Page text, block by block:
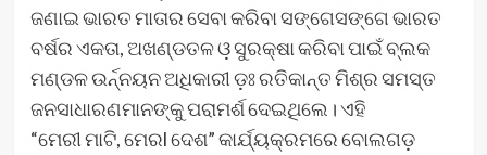
ଜଣାଇ ଭାରତ ମାତାର ସେବା କରିବା ସଙ୍ଗେସଙ୍ଗେ ଭାରତ
ବର୍ଷର ଏକତା, ଅଖଣ୍ଡତଳ ଓ଼ ସୁରକ୍ଷା କରିବା ପାଇଁ ବ୍ଲକ
ମଣ୍ଡଳ ଉର୍ନ୍ନୟନ ଅଧିକାରୀ ଡ଼ଃ ରତିକାନ୍ତ ମିଶ୍ର ସମସ୍ତ
ଜନସାଧାରଣମାନଙ୍କୁ ପରାମର୍ଶ ଦେଇଥିଲେ। ଏହି
“ମେରୀ ମାଟି, ମେରl ଦେଶ” କାର୍ଯ୍ୟକ୍ରମରେ ବୋଲଗଡ଼